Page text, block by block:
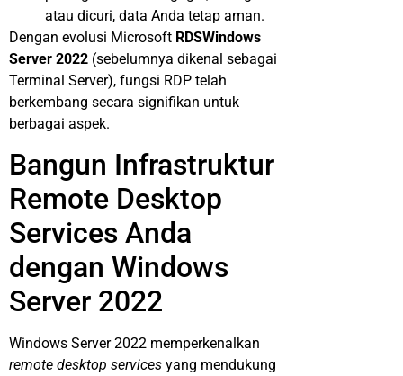
atau dicuri, data Anda tetap aman.
Dengan evolusi Microsoft RDSWindows
Server 2022 (sebelumnya dikenal sebagai
Terminal Server), fungsi RDP telah
berkembang secara signifikan untuk
berbagai aspek.
Bangun Infrastruktur
Remote Desktop
Services Anda
dengan Windows
Server 2022
Windows Server 2022 memperkenalkan
remote desktop services yang mendukung